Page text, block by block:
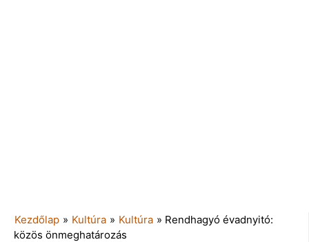
Kezdőlap » Kultúra » Kultúra » Rendhagyó évadnyitó:
közös önmeghatározás